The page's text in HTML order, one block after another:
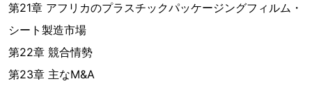
第21章 アフリカのプラスチックパッケージングフィルム・
シート製造市場
第22章 競合情勢
第23章 主なM&A